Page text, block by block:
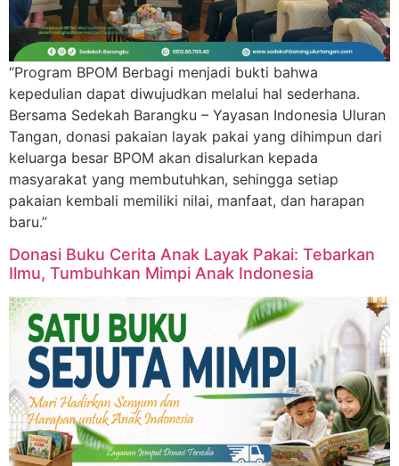
“Program BPOM Berbagi menjadi bukti bahwa
kepedulian dapat diwujudkan melalui hal sederhana.
Bersama Sedekah Barangku – Yayasan Indonesia Uluran
Tangan, donasi pakaian layak pakai yang dihimpun dari
keluarga besar BPOM akan disalurkan kepada
masyarakat yang membutuhkan, sehingga setiap
pakaian kembali memiliki nilai, manfaat, dan harapan
baru.”
Donasi Buku Cerita Anak Layak Pakai: Tebarkan
Ilmu, Tumbuhkan Mimpi Anak Indonesia